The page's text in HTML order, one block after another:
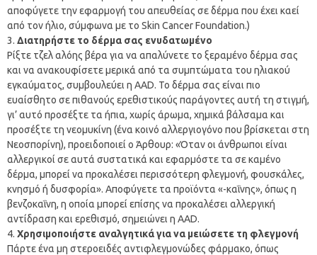
αποφύγετε την εφαρμογή του απευθείας σε δέρμα που έχει καεί
από τον ήλιο, σύμφωνα με το Skin Cancer Foundation.)
Διατηρήστε το δέρμα σας ενυδατωμένο
Ρίξτε τζελ αλόης βέρα για να απαλύνετε το ξεραμένο δέρμα σας
και να ανακουφίσετε μερικά από τα συμπτώματα του ηλιακού
εγκαύματος, συμβουλεύει η AAD. Το δέρμα σας είναι πιο
ευαίσθητο σε πιθανούς ερεθιστικούς παράγοντες αυτή τη στιγμή,
γι’ αυτό προσέξτε τα ήπια, χωρίς άρωμα, χημικά βάλσαμα και
προσέξτε τη νεομυκίνη (ένα κοινό αλλεργιογόνο που βρίσκεται στη
Νεοσπορίνη), προειδοποιεί ο Άρθουρ: «Όταν οι άνθρωποι είναι
αλλεργικοί σε αυτά συστατικά και εφαρμόστε τα σε καμένο
δέρμα, μπορεί να προκαλέσει περισσότερη φλεγμονή, φουσκάλες,
κνησμό ή δυσφορία». Αποφύγετε τα προϊόντα «-καΐνης», όπως η
βενζοκαΐνη, η οποία μπορεί επίσης να προκαλέσει αλλεργική
αντίδραση και ερεθισμό, σημειώνει η AAD.
Χρησιμοποιήστε αναλγητικά για να μειώσετε τη φλεγμονή
Πάρτε ένα μη στεροειδές αντιφλεγμονώδες φάρμακο, όπως